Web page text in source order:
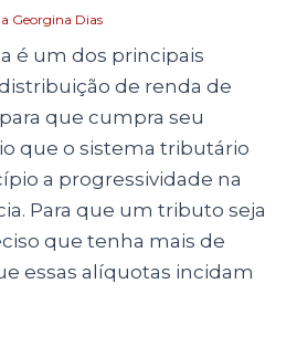
Georgina Dias
é um dos principais
de renda de
que cumpra seu
que o sistema tributário
a progressividade na
Para que um tributo seja
que tenha mais de
essas alíquotas incidam